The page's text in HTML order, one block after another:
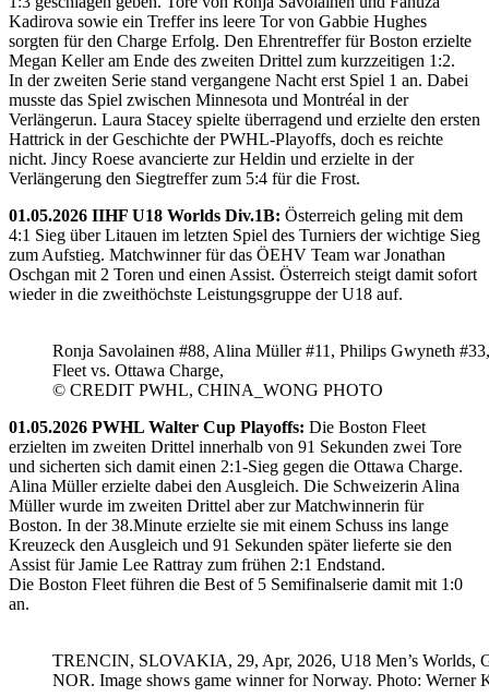
Kadirova sowie ein Treffer ins leere Tor von Gabbie Hughes
sorgten für den Charge Erfolg. Den Ehrentreffer für Boston erzielte
Megan Keller am Ende des zweiten Drittel zum kurzzeitigen 1:2.
In der zweiten Serie stand vergangene Nacht erst Spiel 1 an. Dabei
musste das Spiel zwischen Minnesota und Montréal in der
Verlängerun. Laura Stacey spielte überragend und erzielte den ersten
Hattrick in der Geschichte der PWHL-Playoffs, doch es reichte
nicht. Jincy Roese avancierte zur Heldin und erzielte in der
Verlängerung den Siegtreffer zum 5:4 für die Frost.
01.05.2026 IIHF U18 Worlds Div.1B: Österreich geling mit dem
4:1 Sieg über Litauen im letzten Spiel des Turniers der wichtige Sieg
zum Aufstieg. Matchwinner für das ÖEHV Team war Jonathan
Oschgan mit 2 Toren und einen Assist. Österreich steigt damit sofort
wieder in die zweithöchste Leistungsgruppe der U18 auf.
Ronja Savolainen #88, Alina Müller #11, Philips Gwyneth
Fleet vs. Ottawa Charge,
© CREDIT PWHL, CHINA_WONG PHOTO
01.05.2026 PWHL Walter Cup Playoffs: Die Boston Fleet
erzielten im zweiten Drittel innerhalb von 91 Sekunden zwei Tore
und sicherten sich damit einen 2:1-Sieg gegen die Ottawa Charge.
Alina Müller erzielte dabei den Ausgleich. Die Schweizerin Alina
Müller wurde im zweiten Drittel aber zur Matchwinnerin für
Boston. In der 38.Minute erzielte sie mit einem Schuss ins lange
Kreuzeck den Ausgleich und 91 Sekunden später lieferte sie den
Assist für Jamie Lee Rattray zum frühen 2:1 Endstand.
Die Boston Fleet führen die Best of 5 Semifinalserie damit mit 1:0
an.
TRENCIN, SLOVAKIA, 29, Apr, 2026, U18 Men’s Worlds,
NOR. Image shows game winner for Norway. Photo: Werner